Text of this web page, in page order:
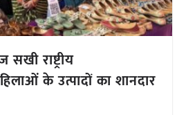
राष्ट्रीय
के उत्पादों का शानदार